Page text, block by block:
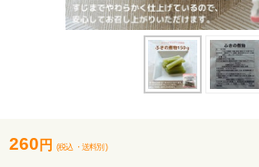
260 円 (税込 ・ 送料別 )